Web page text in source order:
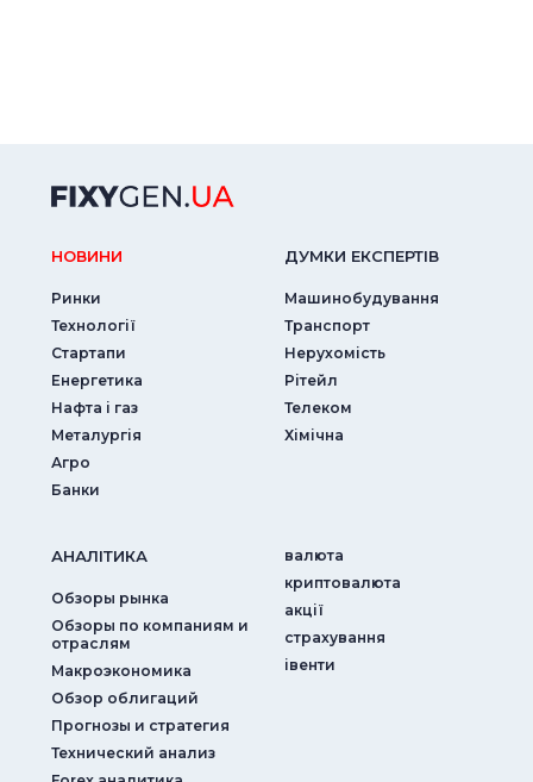
НОВИНИ
Ринки
Технології
Стартапи
Енергетика
Нафта і газ
Металургія
Агро
Банки
ДУМКИ ЕКСПЕРТIВ
Машинобудування
Транспорт
Нерухомість
Рітейл
Телеком
Хімічна
АНАЛIТИКА
Обзоры рынка
Обзоры по компаниям и
отраслям
Макроэкономика
Обзор облигаций
Прогнозы и стратегия
Технический анализ
валюта
криптовалюта
акції
страхування
iвенти